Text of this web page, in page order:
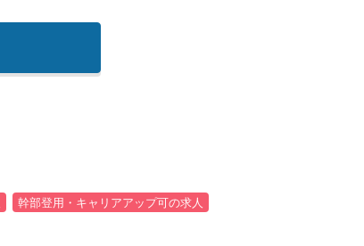
幹部登用・キャリアアップ可の求人